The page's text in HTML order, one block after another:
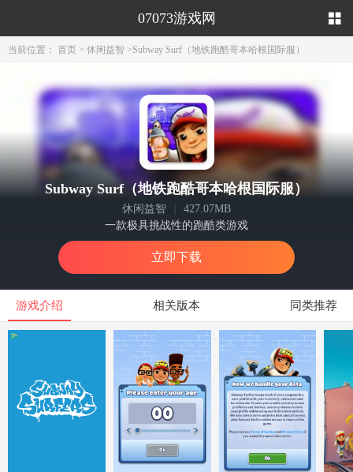
07073游戏网
当前位置： 首页 > 休闲益智 >Subway Surf（地铁跑酷哥本哈根国际服）
Subway Surf（地铁跑酷哥本哈根国际服）
休闲益智
427.07MB
一款极具挑战性的跑酷类游戏
立即下载
游戏介绍 相关版本 同类推荐